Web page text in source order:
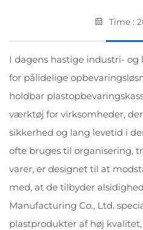
Time :
I dagens hastige industri-
for pålidelige
holdbar
værktøj for virksomheder,
sikkerhed og lang levetid i
ofte bruges til organisering,
varer, er designet til at
med, at de tilbyder
Manufacturing Co., Ltd.
plastprodukter af høj